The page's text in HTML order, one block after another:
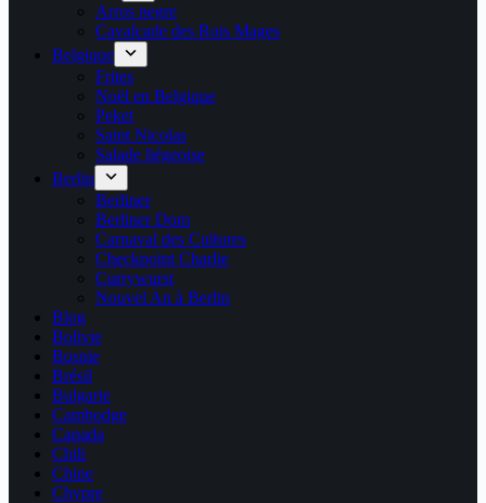
Arros negre
Cavalcade des Rois Mages
Belgique
Frites
Noël en Belgique
Peket
Saint Nicolas
Salade liégeoise
Berlin
Berliner
Berliner Dom
Carnaval des Cultures
Checkpoint Charlie
Currywurst
Nouvel An à Berlin
Blog
Bolivie
Bosnie
Brésil
Bulgarie
Cambodge
Canada
Chili
Chine
Chypre